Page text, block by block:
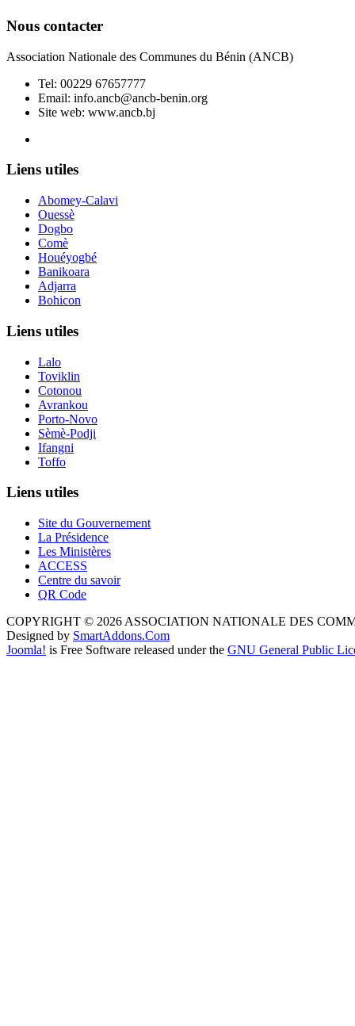
Nous contacter
Association Nationale des Communes du Bénin (ANCB)
Tel: 00229 67657777
Email: info.ancb@ancb-benin.org
Site web: www.ancb.bj
Liens utiles
Abomey-Calavi
Ouessè
Dogbo
Comè
Houéyogbé
Banikoara
Adjarra
Bohicon
Liens utiles
Lalo
Toviklin
Cotonou
Avrankou
Porto-Novo
Sèmè-Podji
Ifangni
Toffo
Liens utiles
Site du Gouvernement
La Présidence
Les Ministères
ACCESS
Centre du savoir
QR Code
COPYRIGHT © 2026 ASSOCIATION NATIONALE DES
Designed by SmartAddons.Com
Joomla! is Free Software released under the GNU General Public